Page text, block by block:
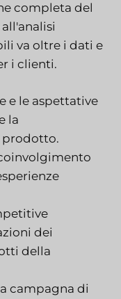
completa del
va oltre i dati e
i clienti.
e le aspettative
la
prodotto.
dei
della
campagna di